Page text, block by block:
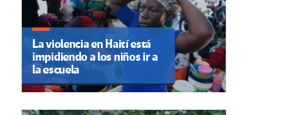
La violencia en Haití está
impidiendo a los niños ir a
la escuela